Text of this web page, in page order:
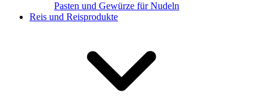
Pasten und Gewürze für Nudeln
Reis und Reisprodukte